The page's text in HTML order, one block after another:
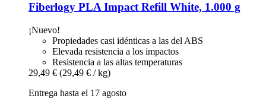
Fiberlogy PLA Impact Refill White, 1.000 g
¡Nuevo!
Propiedades casi idénticas a las del ABS
Elevada resistencia a los impactos
Resistencia a las altas temperaturas
29,49 € (29,49 € / kg)
Entrega hasta el 17 agosto